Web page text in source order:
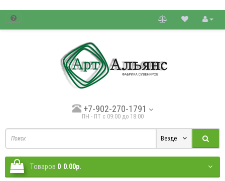
+7-902-270-1791
ПН - ПТ с 09:00 до 18:00
Везде
Tоваров 0 0.00р.